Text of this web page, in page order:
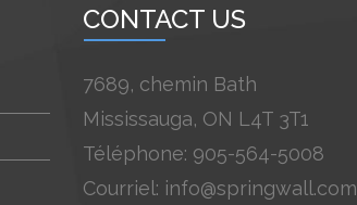
CONTACT US
7689, chemin Bath
Mississauga, ON L4T 3T1
Téléphone: 905-564-5008
Courriel: info@springwall.com